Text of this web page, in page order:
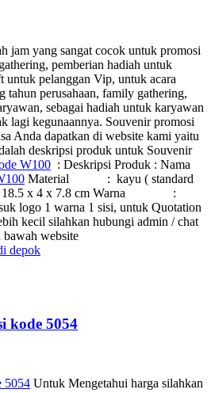
jam yang sangat cocok untuk promosi
pemberian hadiah untuk
untuk pelanggan Vip, untuk acara
tahun perusahaan, family gathering,
sebagai hadiah untuk karyawan
lagi kegunaannya. Souvenir promosi
Anda dapatkan di website kami yaitu
deskripsi produk untuk Souvenir
W100 : Deskripsi Produk : Nama
Material : kayu ( standard
x 4 x 7.8 cm Warna :
logo 1 warna 1 sisi, untuk Quotation
kecil silahkan hubungi admin / chat
website
kode 5054
5054 Untuk Mengetahui harga silahkan